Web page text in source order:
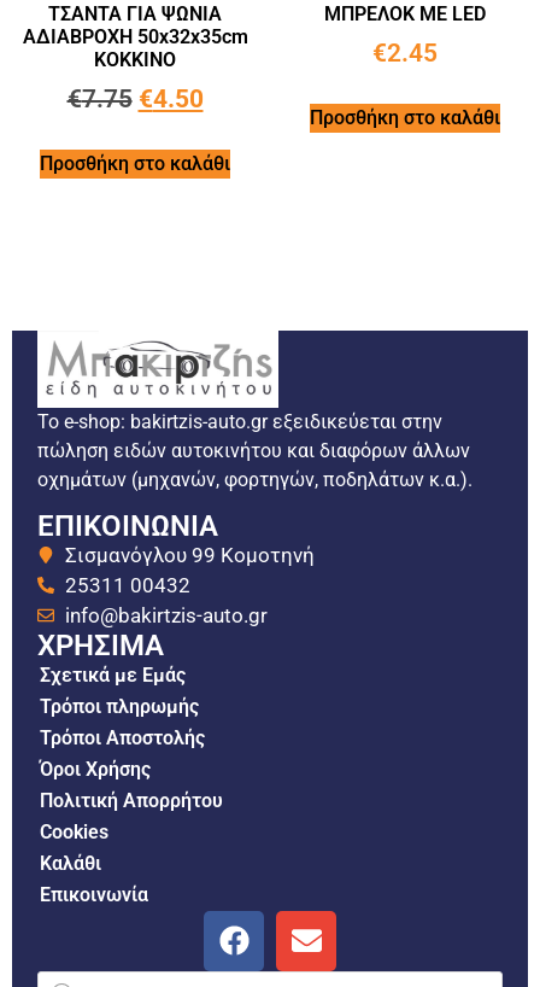
ΤΣΑΝΤΑ ΓΙΑ ΨΩΝΙΑ
ΑΔΙΑΒΡΟΧΗ 50x32x35cm
ΚΟΚΚΙΝΟ
€7.75 €4.50
Προσθήκη στο καλάθι
ΜΠΡΕΛΟΚ ΜΕ LED
€2.45
Προσθήκη στο καλάθι
Το e-shop: bakirtzis-auto.gr εξειδικεύεται στην
πώληση ειδών αυτοκινήτου και διαφόρων άλλων
οχημάτων (μηχανών, φορτηγών, ποδηλάτων κ.α.).
ΕΠΙΚΟΙΝΩΝΙΑ
Σισμανόγλου 99 Κομοτηνή
25311 00432
info@bakirtzis-auto.gr
ΧΡΗΣΙΜΑ
Σχετικά με Εμάς
Τρόποι πληρωμής
Τρόποι Αποστολής
Όροι Χρήσης
Πολιτική Απορρήτου
Cookies
Καλάθι
Επικοινωνία